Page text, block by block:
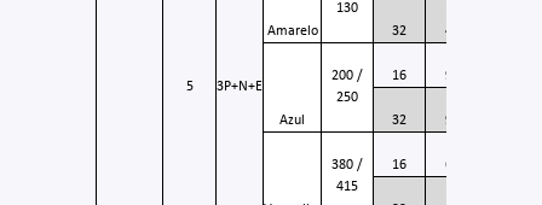
5 3P+N+E
Amarelo
130
32 4
Azul
200 /
250
16 9
32 9
380 /
415
16 6